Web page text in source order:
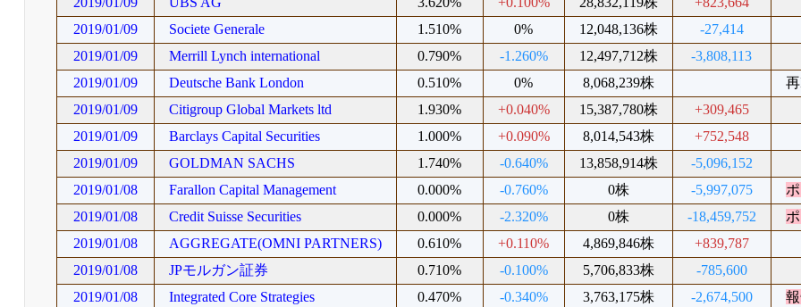
2019/01/09
Societe Generale 1.510% 0% 12,048,136株
-27,414
2019/01/09
Merrill Lynch international 0.790% -1.260% 12,497,712株
-3,808,113
2019/01/09
Deutsche Bank London 0.510% 0% 8,068,239株
2019/01/09
Citigroup Global Markets ltd 1.930% +0.040% 15,387,780株
+309,465
2019/01/09
Barclays Capital Securities 1.000% +0.090% 8,014,543株
+752,548
2019/01/09
GOLDMAN SACHS 1.740% -0.640% 13,858,914株
-5,096,152
2019/01/08
Farallon Capital Management 0.000% -0.760% 0株 -5,997,075
2019/01/08
Credit Suisse Securities 0.000% -2.320% 0株 -18,459,752
2019/01/08
AGGREGATE(OMNI PARTNERS) 0.610% +0.110% 4,869,846株
+839,787
2019/01/08
JPモルガン証券 0.710% -0.100% 5,706,833株
-785,600
2019/01/08
Integrated Core Strategies 0.470% -0.340% 3,763,175株 -2,674,500